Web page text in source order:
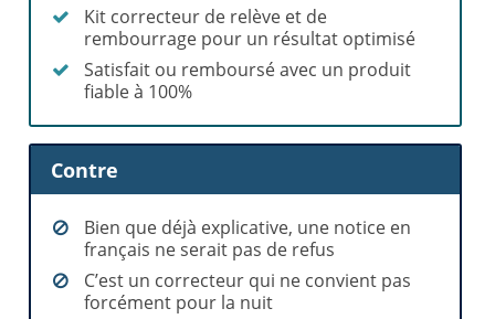
Kit correcteur de relève et de
rembourrage pour un résultat optimisé
Satisfait ou remboursé avec un produit
fiable à 100%
Contre
Bien que déjà explicative, une notice en
français ne serait pas de refus
C’est un correcteur qui ne convient pas
forcément pour la nuit